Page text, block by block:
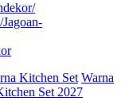
Kitchen Set Warna
Set 2027